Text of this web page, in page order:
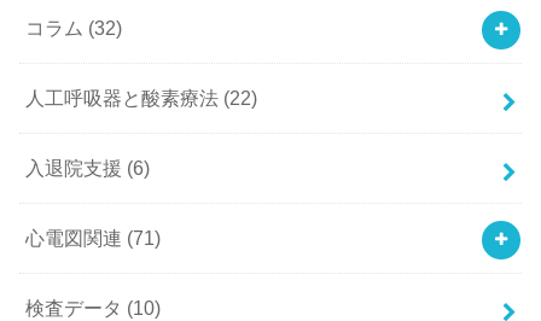
コラム (32)
人工呼吸器と酸素療法 (22)
入退院支援 (6)
心電図関連 (71)
検査データ (10)